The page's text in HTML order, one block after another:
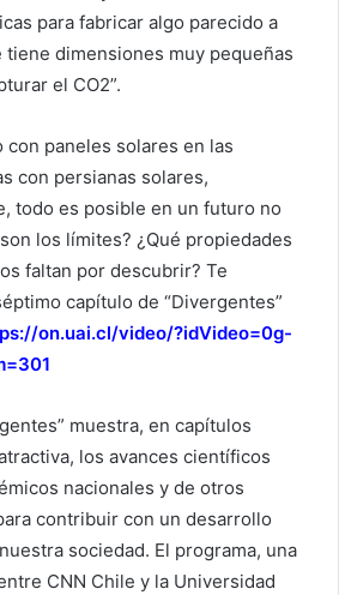
para fabricar algo parecido a
tiene dimensiones muy pequeñas
el CO2”.
con paneles solares en las
con persianas solares,
todo es posible en un futuro no
los límites? ¿Qué propiedades
faltan por descubrir? Te
capítulo de “Divergentes”
on.uai.cl/video/?idVideo=0g-
muestra, en capítulos
los avances científicos
nacionales y de otros
contribuir con un desarrollo
sociedad. El programa, una
CNN Chile y la Universidad